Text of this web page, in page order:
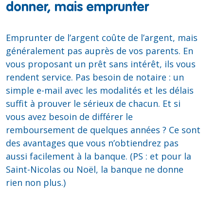
donner, mais emprunter
Emprunter de l’argent coûte de l’argent, mais
généralement pas auprès de vos parents. En
vous proposant un prêt sans intérêt, ils vous
rendent service. Pas besoin de notaire : un
simple e-mail avec les modalités et les délais
suffit à prouver le sérieux de chacun. Et si
vous avez besoin de différer le
remboursement de quelques années ? Ce sont
des avantages que vous n’obtiendrez pas
aussi facilement à la banque. (PS : et pour la
Saint-Nicolas ou Noël, la banque ne donne
rien non plus.)